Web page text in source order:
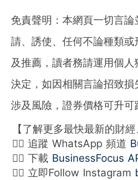
免責聲明：本網頁一切言
請、誘使、任何不論種類
及推薦，讀者務請運用個
決定，如因相關言論招致
涉及風險，證券價格可升可
【了解更多最快最新的財
👉🏻 追蹤 WhatsApp 頻道
👉🏻 下載 BusinessFocus
👉🏻 立即Follow Instagram